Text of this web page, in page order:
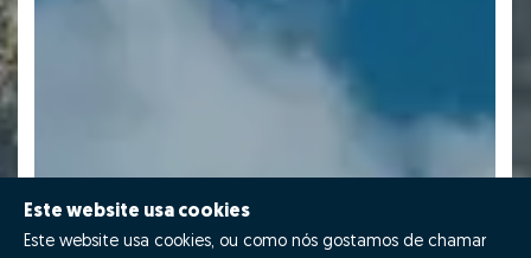
Este website usa cookies
Este website usa cookies, ou como nós gostamos de chamar